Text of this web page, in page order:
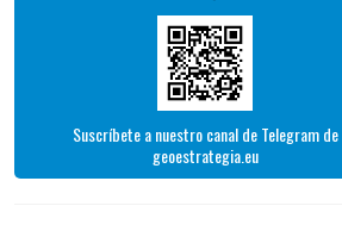
Suscríbete a nuestro canal de Telegram de
geoestrategia.eu